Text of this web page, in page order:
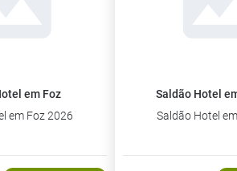
em Foz
em Foz 2026
Saldão Hotel
Saldão Hotel